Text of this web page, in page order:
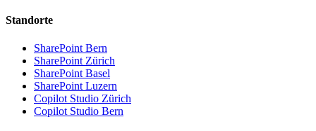
Standorte
SharePoint Bern
SharePoint Zürich
SharePoint Basel
SharePoint Luzern
Copilot Studio Zürich
Copilot Studio Bern